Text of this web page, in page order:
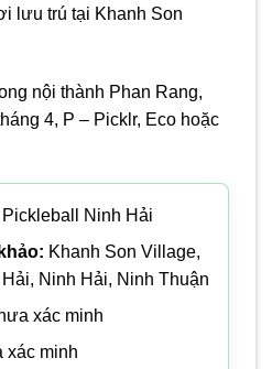
lưu trú tại Khanh Son
nội thành Phan Rang,
4, P – Picklr, Eco hoặc
Pickleball Ninh Hải
Khanh Son Village,
Ninh Hải, Ninh Thuận
xác minh
xác minh